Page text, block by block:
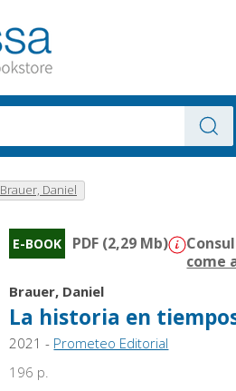
Brauer, Daniel
E-BOOK PDF (2,29 Mb)
come
Brauer, Daniel
La historia en
2021 - Prometeo Editorial
196 p.